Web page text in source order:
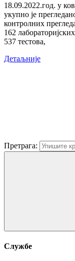
18.09.2022.год. у
укупно је
контролних
162
537 тестова,
Детаљније
Претрага:
Службе